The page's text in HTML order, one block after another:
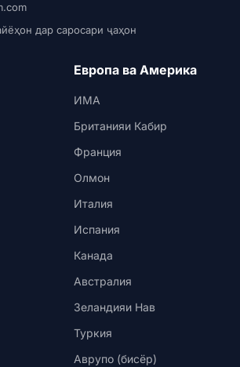
дар саросари ҷаҳон
Европа ва Америка
ИМА
Британияи Кабир
Франция
Олмон
Италия
Испания
Канада
Австралия
Зеландияи Нав
Туркия
Аврупо (бисёр)